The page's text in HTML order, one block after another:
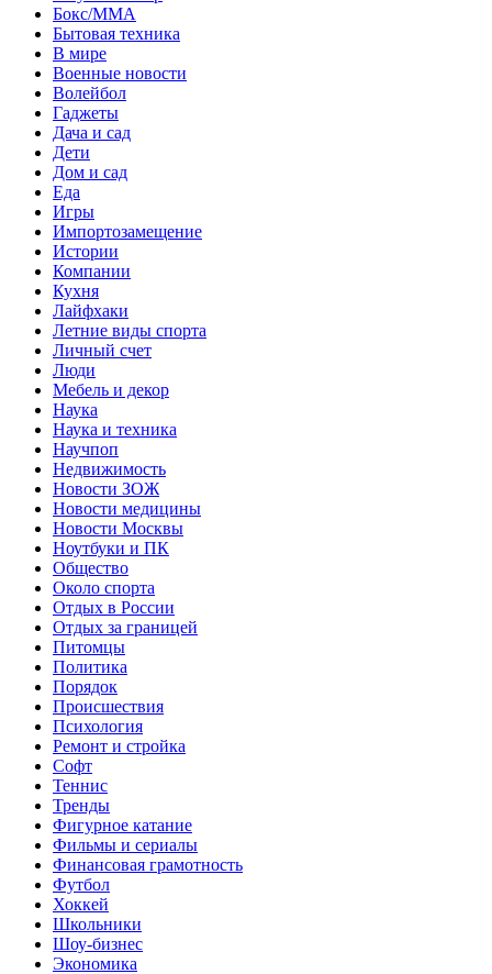
Бокс/MMA
Бытовая техника
В мире
Военные новости
Волейбол
Гаджеты
Дача и сад
Дети
Дом и сад
Еда
Игры
Импортозамещение
Истории
Компании
Кухня
Лайфхаки
Летние виды спорта
Личный счет
Люди
Мебель и декор
Наука
Наука и техника
Научпоп
Недвижимость
Новости ЗОЖ
Новости медицины
Новости Москвы
Ноутбуки и ПК
Общество
Около спорта
Отдых в России
Отдых за границей
Питомцы
Политика
Порядок
Происшествия
Психология
Ремонт и стройка
Софт
Теннис
Тренды
Фигурное катание
Фильмы и сериалы
Финансовая грамотность
Футбол
Хоккей
Школьники
Шоу-бизнес
Экономика